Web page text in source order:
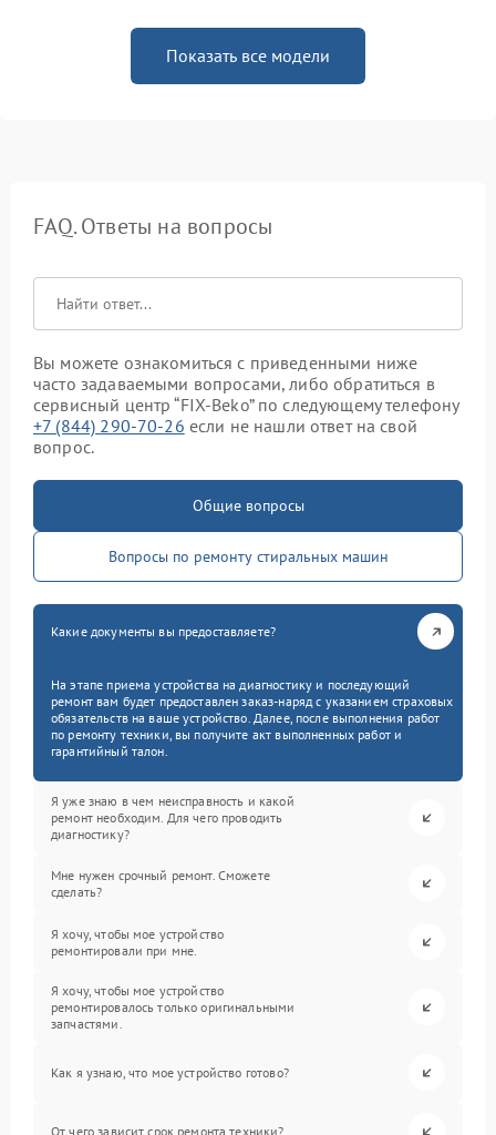
Показать все модели
FAQ. Ответы на вопросы
Вы можете ознакомиться с приведенными ниже
часто задаваемыми вопросами, либо обратиться в
сервисный центр “FIX-Beko” по следующему телефону
+7 (844) 290-70-26 если не нашли ответ на свой
вопрос.
Общие вопросы
Вопросы по ремонту стиральных машин
Какие документы вы предоставляете?
На этапе приема устройства на диагностику и последующий
ремонт вам будет предоставлен заказ-наряд с указанием страховых
обязательств на ваше устройство. Далее, после выполнения работ
по ремонту техники, вы получите акт выполненных работ и
гарантийный талон.
Я уже знаю в чем неисправность и какой
ремонт необходим. Для чего проводить
диагностику?
Мне нужен срочный ремонт. Сможете
сделать?
Я хочу, чтобы мое устройство
ремонтировали при мне.
Я хочу, чтобы мое устройство
ремонтировалось только оригинальными
запчастями.
Как я узнаю, что мое устройство готово?
От чего зависит срок ремонта техники?